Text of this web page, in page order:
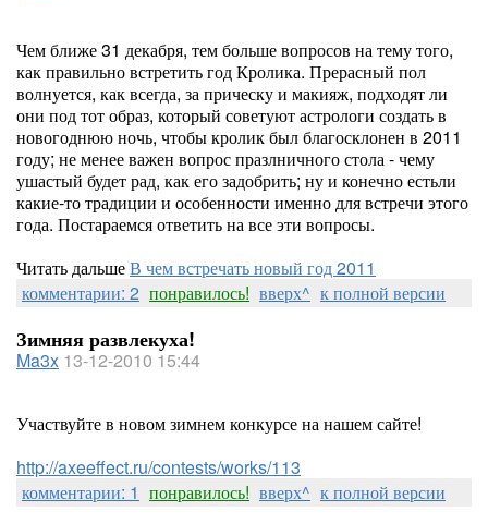
Чем ближе 31 декабря, тем больше вопросов на тему того,
как правильно встретить год Кролика. Прерасный пол
волнуется, как всегда, за прическу и макияж, подходят ли
они под тот образ, который советуют астрологи создать в
новогоднюю ночь, чтобы кролик был благосклонен в 2011
году; не менее важен вопрос празлничного стола - чему
ушастый будет рад, как его задобрить; ну и конечно естьли
какие-то традиции и особенности именно для встречи этого
года. Постараемся ответить на все эти вопросы.
Читать дальшеВ чем встречать новый год 2011
комментарии: 2 понравилось! вверх^ к полной версии
Зимняя развлекуха!
Ma3x 13-12-2010 15:44
Участвуйте в новом зимнем конкурсе на нашем сайте!
http://axeeffect.ru/contests/works/113
комментарии: 1 понравилось! вверх^ к полной версии